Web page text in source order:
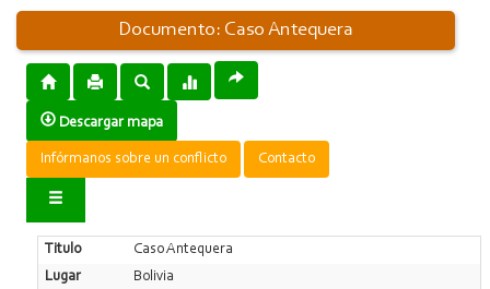
Documento: Caso Antequera
Descargar mapa
Infórmanos sobre un conflicto Contacto
Titulo
Caso Antequera
Lugar
Bolivia